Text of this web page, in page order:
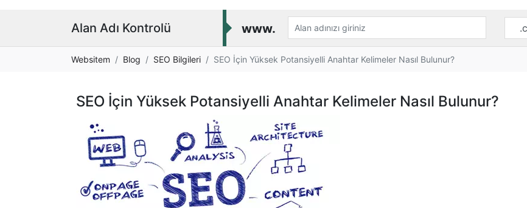
Alan Adı Kontrolü www.
Websitem Blog SEO Bilgileri SEO İçin Yüksek Potansiyelli Anahtar Kelimeler Nasıl Bulunur?
SEO İçin Yüksek Potansiyelli Anahtar Kelimeler Nasıl Bulunur?